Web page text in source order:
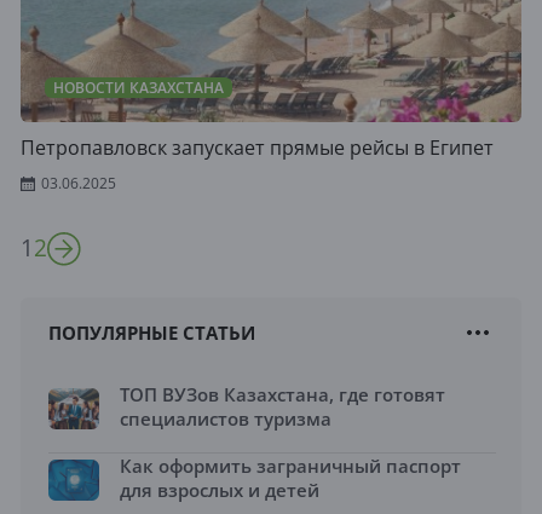
НОВОСТИ КАЗАХСТАНА
Петропавловск запускает прямые рейсы в Египет
03.06.2025
12
ПОПУЛЯРНЫЕ СТАТЬИ
ТОП ВУЗов Казахстана, где готовят
специалистов туризма
Как оформить заграничный паспорт
для взрослых и детей